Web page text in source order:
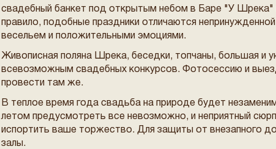
свадебный банкет под открытым небом в Баре "У Шрека"
правило, подобные праздники отличаются
весельем и положительными эмоциями.
Живописная поляна Шрека, беседки, топчаны, большая и
всевозможным свадебных конкурсов. Фотосессию и
провести там же.
В теплое время года свадьба на природе будет
летом предусмотреть все невозможно, и неприятный
испортить ваше торжество. Для защиты от внезапного
залы.